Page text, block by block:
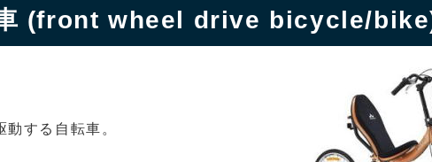
車 (front wheel drive bicycle/
する自転車。